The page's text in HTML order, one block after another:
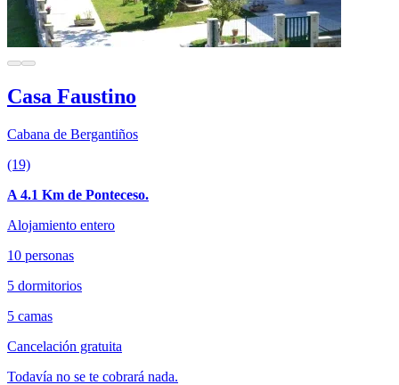
Casa Faustino
Cabana de Bergantiños
(19)
A 4.1 Km de Ponteceso.
Alojamiento entero
10 personas
5 dormitorios
5 camas
Cancelación gratuita
Todavía no se te cobrará nada.